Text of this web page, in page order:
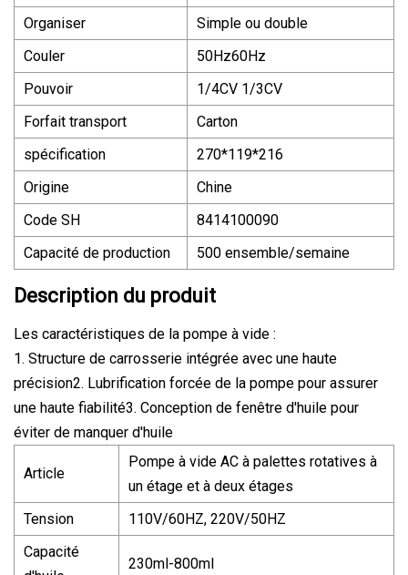
Organiser
Simple ou double
Couler
50Hz60Hz
Pouvoir
1/4CV 1/3CV
Forfait transport
Carton
spécification
270*119*216
Origine
Chine
Code SH
8414100090
Capacité de production
500 ensemble/semaine
Description du produit
Les caractéristiques de la pompe à vide :
1. Structure de carrosserie intégrée avec une haute
précision2. Lubrification forcée de la pompe pour assurer
une haute fiabilité3. Conception de fenêtre d'huile pour
éviter de manquer d'huile
Article
Pompe à vide AC à palettes rotatives à
un étage et à deux étages
Tension
110V/60HZ, 220V/50HZ
Capacité
230ml-800ml